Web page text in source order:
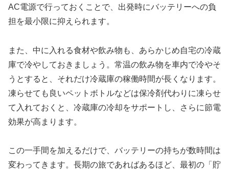
AC電源で行っておくことで、出発時にバッテリーへの負
担を最小限に抑えられます。
また、中に入れる食材や飲み物も、あらかじめ自宅の冷蔵
庫で冷やしておきましょう。常温の飲み物を車内で冷やそ
うとすると、それだけ冷蔵庫の稼働時間が長くなります。
凍らせても良いペットボトルなどは保冷剤代わりに凍らせ
て入れておくと、冷蔵庫の冷却をサポートし、さらに節電
効果が高まります。
この一手間を加えるだけで、バッテリーの持ちが数時間は
変わってきます。長期の旅であればあるほど、最初の「貯